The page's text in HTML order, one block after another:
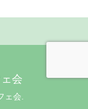
会
ェ会.